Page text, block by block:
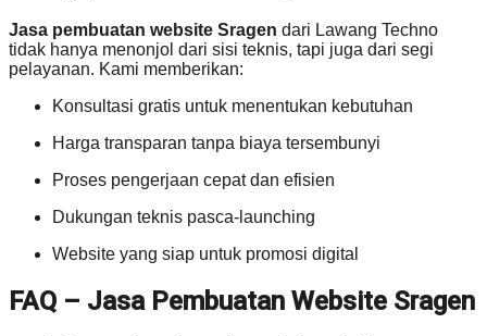
Jasa pembuatan website Sragen dari Lawang Techno
tidak hanya menonjol dari sisi teknis, tapi juga dari segi
pelayanan. Kami memberikan:
Konsultasi gratis untuk menentukan kebutuhan
Harga transparan tanpa biaya tersembunyi
Proses pengerjaan cepat dan efisien
Dukungan teknis pasca-launching
Website yang siap untuk promosi digital
FAQ – Jasa Pembuatan Website Sragen